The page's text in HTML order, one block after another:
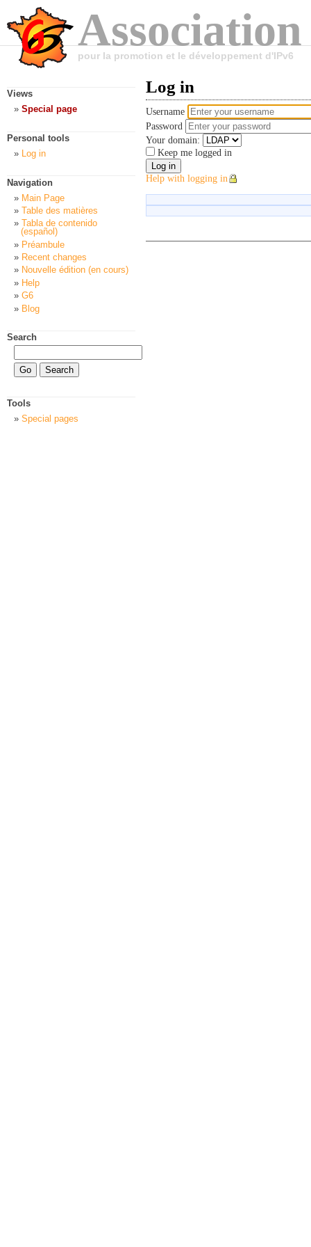
pour la promotion et le développement d'IPv6
Log in
Username
Password
Your domain:
Keep me logged in
Help with logging in
Views
Special page
Personal tools
Log in
Navigation
Main Page
Table des matières
Tabla de contenido
(español)
Préambule
Recent changes
Nouvelle édition (en cours)
Help
G6
Blog
Search
Tools
Special pages